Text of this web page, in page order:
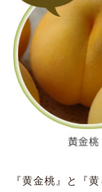
『黄金桃』と『